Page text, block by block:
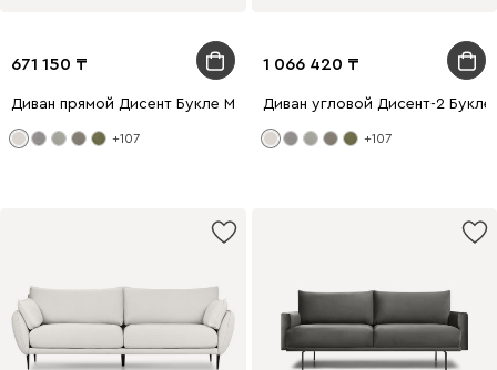
671 150
Диван прямой Дисент Букле Молочный
+107
1 066 420
Диван угловой Дисент-2
+107